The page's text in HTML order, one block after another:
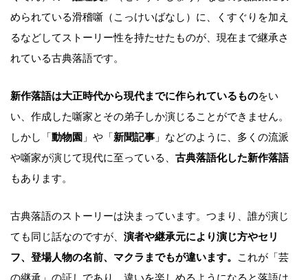
められている滑稽噺（こっけいばなし）に、くすぐりを加え
るなどしてストーリー性を持たせたものが、現在まで継承さ
れている古典落語です。
新作落語は大正時代から現代までに作られているものをい
い、作成した噺家とその弟子しか演じることができません。
しかし「 動物園 」や「 新聞記事 」などのように、多くの流派
や噺家が演じて現代に至っている、 古典落語化した新作落語
もあります。
古典落語のストーリーは決まっています。つまり、誰が演じ
ても同じ話なのですが、 演者や継承元により演じ方やセリ
フ、登場人物の名前、マクラまでもが違います。
これが「芸